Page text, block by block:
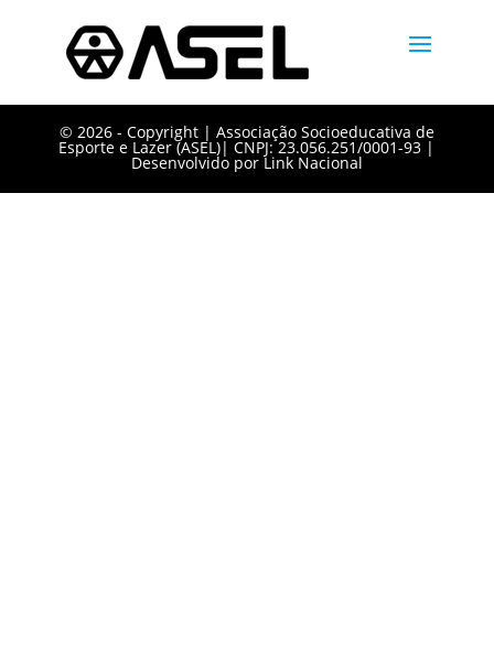
©️ 2026 - Copyright | Associação Socioeducativa de
Esporte e Lazer (ASEL)| CNPJ: 23.056.251/0001-93 |
Desenvolvido por Link Nacional